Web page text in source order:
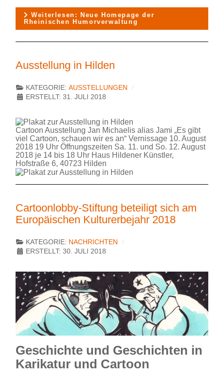
Weiterlesen: Neue Homepage der
Rheinischen Humorverwaltung
Ausstellung in Hilden
KATEGORIE: AUSSTELLUNGEN
ERSTELLT: 31. JULI 2018
Cartoon Ausstellung Jan Michaelis alias Jami „Es gibt
viel Cartoon, schauen wir es an“ Vernissage 10. August
2018 19 Uhr Öffnungszeiten Sa. 11. und So. 12. August
2018 je 14 bis 18 Uhr Haus Hildener Künstler,
Hofstraße 6, 40723 Hilden
Cartoonlobby-Stiftung beteiligt sich am
Europäischen Kulturerbejahr 2018
KATEGORIE: NACHRICHTEN
ERSTELLT: 30. JULI 2018
Geschichte und Geschichten in
Karikatur und Cartoon